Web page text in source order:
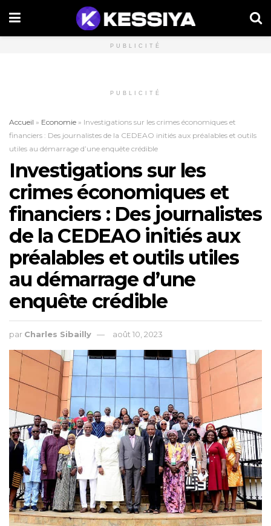
PUBLICITÉ
PUBLICITÉ
Accueil » Economie » Investigations sur les crimes économiques et
financiers : Des journalistes de la CEDEAO initiés aux préalables et outils
utiles au démarrage d’une enquête crédible
Investigations sur les
crimes économiques et
financiers : Des journalistes
de la CEDEAO initiés aux
préalables et outils utiles
au démarrage d’une
enquête crédible
par Charles Sibailly août 10, 2023